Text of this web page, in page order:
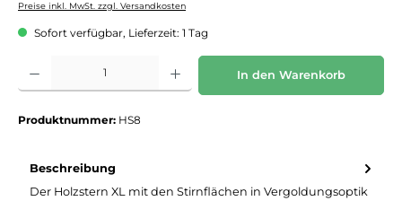
Preise inkl. MwSt. zzgl. Versandkosten
Sofort verfügbar, Lieferzeit: 1 Tag
Produkt Anzahl: Gib den gewünschten Wert ein oder benutze die Schaltflächen um
In den Warenkorb
Produktnummer: HS8
Beschreibung
Der Holzstern XL mit den Stirnflächen in Vergoldungsoptik